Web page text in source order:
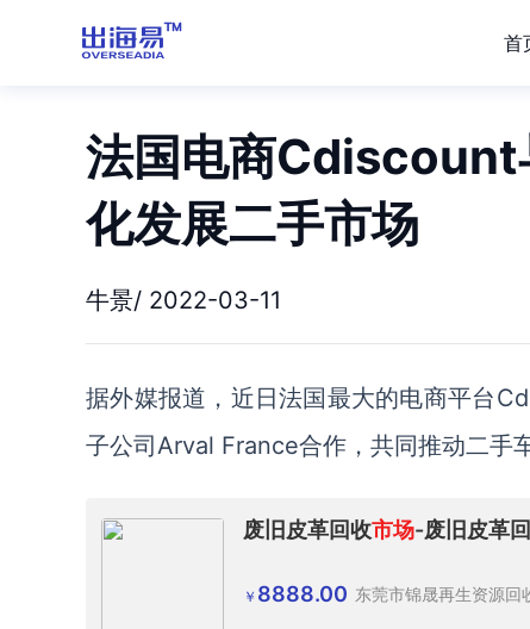
首
法国电商
化发展二手市场
牛景/ 2022-03-11
据外媒报道，近日法国最大的电商平台
子公司Arval France合作， 共同推动二手
废旧皮革回收市场-废旧皮革
￥ 8888.00 东莞市锦晟再生资源回